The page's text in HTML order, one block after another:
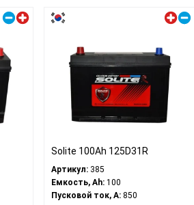
Solite 100Ah 125D31R
Артикул:385
Емкость, Ah:100
Пусковой ток, A:850